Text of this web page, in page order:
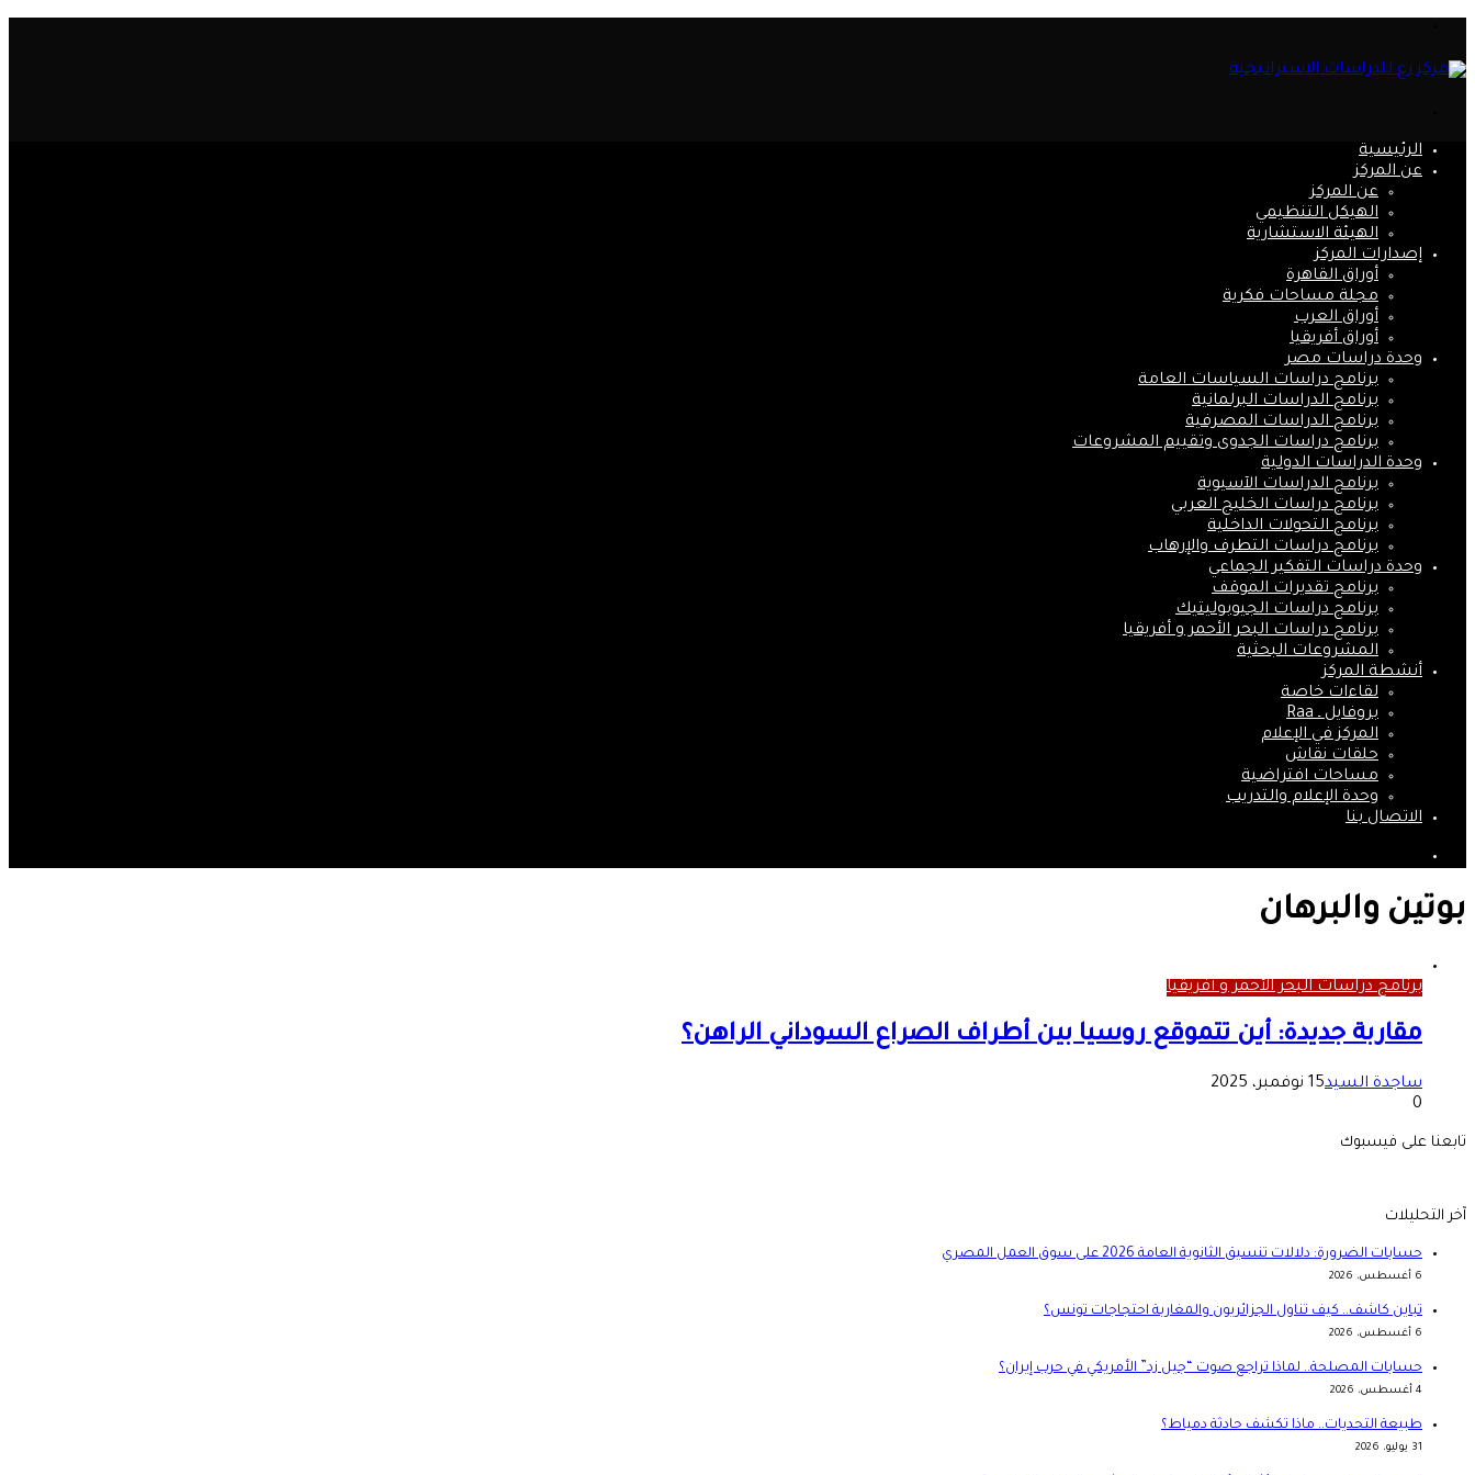
الرئيسية
عن المركز
عن المركز
الهيكل التنظيمي
الهيئة الاستشارية
إصدارات المركز
أوراق القاهرة
مجلة مساحات فكرية
أوراق العرب
أوراق أفريقيا
وحدة دراسات مصر
برنامج دراسات السياسات العامة
برنامج الدراسات البرلمانية
برنامج الدراسات المصرفية
برنامج دراسات الجدوى وتقييم المشروعات
وحدة الدراسات الدولية
برنامج الدراسات الآسيوية
برنامج دراسات الخليج العربي
برنامج التحولات الداخلية
برنامج دراسات التطرف والإرهاب
وحدة دراسات التفكير الجماعي
برنامج تقديرات الموقف
برنامج دراسات الجيوبوليتيك
برنامج دراسات البحر الأحمر و أفريقيا
المشروعات البحثية
أنشطة المركز
لقاءات خاصة
بروفايل ـ Raa
المركز في الإعلام
حلقات نقاش
مساحات افتراضية
وحدة الإعلام والتدريب
الاتصال بنا
بوتين والبرهان
برنامج دراسات البحر الأحمر و أفريقيا
مقاربة جديدة: أين تتموقع روسيا بين أطراف الصراع السوداني الراهن؟
ساجدة السيد15 نوفمبر، 2025
0
تابعنا على فيسبوك
آخر التحليلات
حسابات الضرورة: دلالات تنسيق الثانوية العامة 2026 على سوق العمل المصري
6 أغسطس، 2026
تباين كاشف.. كيف تناول الجزائريون والمغاربة احتجاجات تونس؟
6 أغسطس، 2026
حسابات المصلحة.. لماذا تراجع صوت “جيل زد” الأمريكي في حرب إيران؟
4 أغسطس، 2026
طبيعة التحديات.. ماذا تكشف حادثة دمياط؟
31 يوليو، 2026